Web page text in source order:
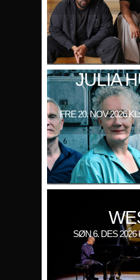
JULIA
FRE 20. NOV 2026
SØN 6. DES 2026